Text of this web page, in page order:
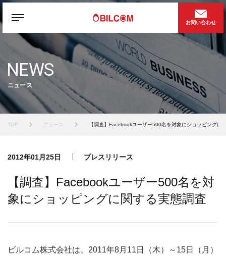
お問い合わせ
NEWS
ニュース
TOP ニュース 【調査】Facebookユーザー500名を対象にショッピングに
2012年01月25日 プレスリリース
【調査】Facebookユーザー500名を対
象にショッピングに関する実態調査
ビルコム株式会社は、2011年8月11日（木）～15日（月）